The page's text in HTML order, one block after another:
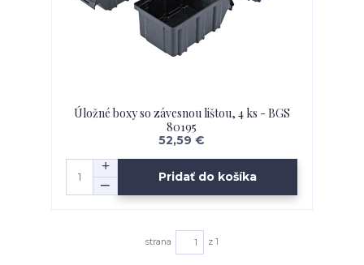
Úložné boxy so závesnou lištou, 4 ks - BGS
80195
52,59 €
Pridať do košíka
strana z 1